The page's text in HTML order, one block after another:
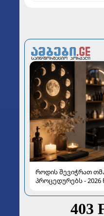
როდის შევიჭრათ
პროცედურებს -